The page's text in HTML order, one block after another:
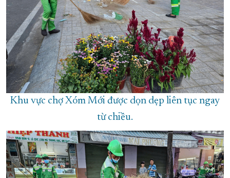
Khu vực chợ Xóm Mới được dọn dẹp liên tục ngay
từ chiều.